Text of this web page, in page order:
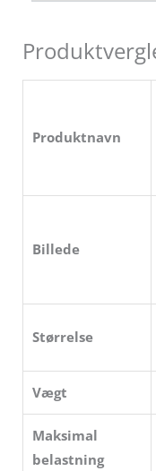
Produktnavn
Billede
Størrelse
Vægt
Maksimal
belastning